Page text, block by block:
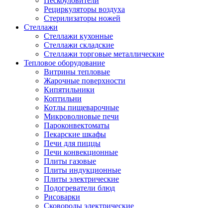
Рециркуляторы воздуха
Стерилизаторы ножей
Стеллажи
Стеллажи кухонные
Стеллажи складские
Стеллажи торговые металлические
Тепловое оборудование
Витрины тепловые
Жарочные поверхности
Кипятильники
Коптильни
Котлы пищеварочные
Микроволновые печи
Пароконвектоматы
Пекарские шкафы
Печи для пиццы
Печи конвекционные
Плиты газовые
Плиты индукционные
Плиты электрические
Подогреватели блюд
Рисоварки
Сковороды электрические